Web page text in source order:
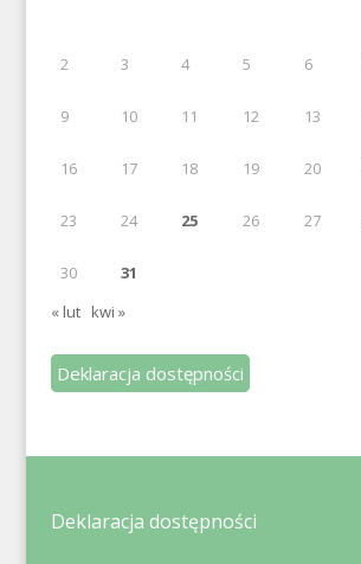
2 3 4 5 6
9 10 11 12 13
16 17 18 19 20
23 24 25 26 27
30
31
« lut kwi »
Deklaracja dostępności
Deklaracja dostępności